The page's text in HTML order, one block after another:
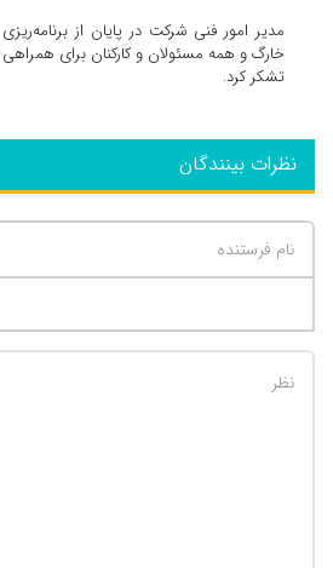
مدیر امور فنی شرکت در پایان از
خارگ و همه مسئولان و کارکنان برای
تشکر کرد.
نظرات بینندگان